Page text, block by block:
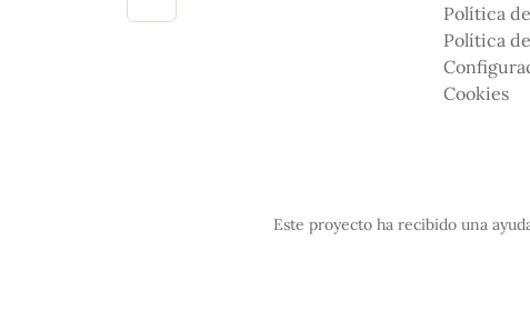
Política
Política
Cookies
Este proyecto ha recibido una